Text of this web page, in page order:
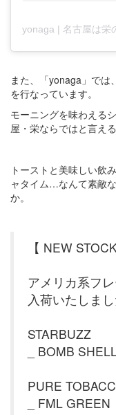
また、「yonaga」では
を行なっています。
モーニングを味わえる
屋・栄ならではと言え
トーストと美味しい飲
ャタイム…なんて素敵
か。
【 NEW STOCK
アメリカ系フ
入荷いたしまし
STARBUZZ
_ BOMB
PURE
_ FML GREEN